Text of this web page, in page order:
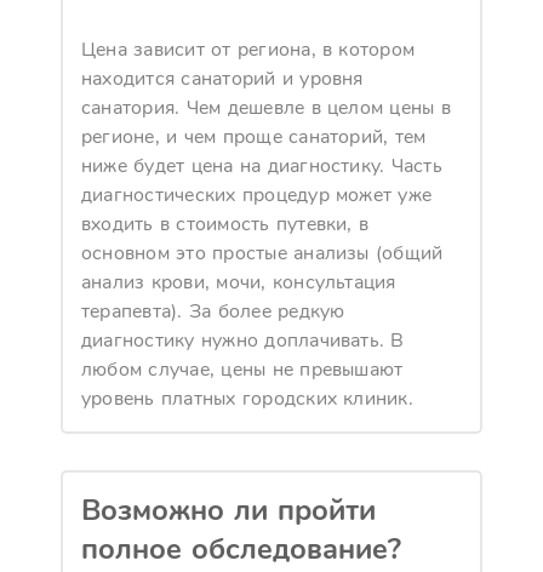
Цена зависит от региона, в котором
находится санаторий и уровня
санатория. Чем дешевле в целом цены в
регионе, и чем проще санаторий, тем
ниже будет цена на диагностику. Часть
диагностических процедур может уже
входить в стоимость путевки, в
основном это простые анализы (общий
анализ крови, мочи, консультация
терапевта). За более редкую
диагностику нужно доплачивать. В
любом случае, цены не превышают
уровень платных городских клиник.
Возможно ли пройти
полное обследование?